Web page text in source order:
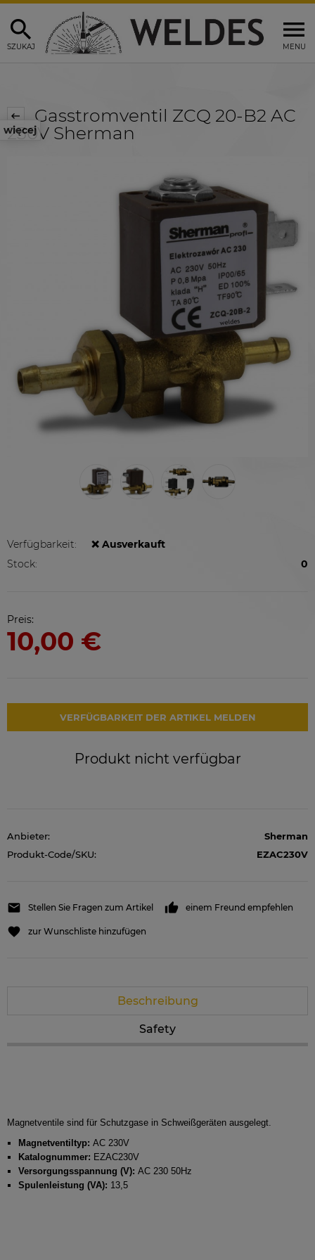
MENU
SZUKAJ
więcej
Gasstromventil ZCQ 20-B2 AC
230V Sherman
Verfügbarkeit:
❌ Ausverkauft
Stock:
0
Preis:
10,00 €
VERFÜGBARKEIT DER ARTIKEL MELDEN
Produkt nicht verfügbar
Anbieter:
Sherman
Produkt-Code/SKU:
EZAC230V
Stellen Sie Fragen zum Artikel einem Freund empfehlen
zur Wunschliste hinzufügen
Beschreibung
Safety
Magnetventile sind für Schutzgase in Schweißgeräten ausgelegt.
Magnetventiltyp: AC 230V
Katalognummer: EZAC230V
Versorgungsspannung (V): AC 230 50Hz
Spulenleistung (VA): 13,5